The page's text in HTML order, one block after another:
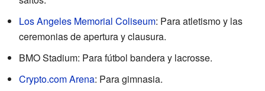
Los Angeles Memorial Coliseum: Para atletismo y las
ceremonias de apertura y clausura.
BMO Stadium: Para fútbol bandera y lacrosse.
Crypto.com Arena: Para gimnasia.